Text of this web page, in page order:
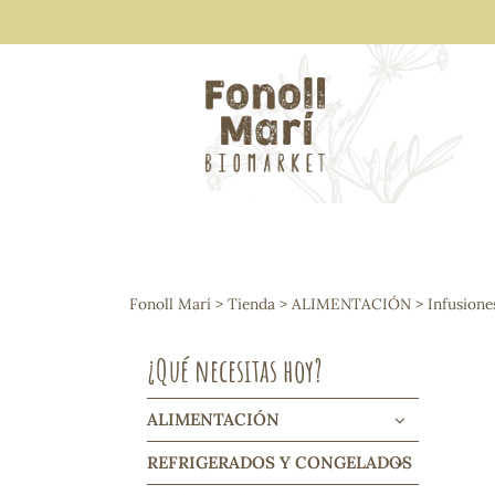
Arroces y legumbres
Frutos secos y snacks
Cereales, mueslis, hinchados y
Galletas y dulces
Vinos y cavas
Condimentos y salsas
Harinas y sémolas
Pasta
Fonoll Marí > Tienda > ALIMENTACIÓN >
¿Qué necesitas hoy?
ALIMENTACIÓN
REFRIGERADOS Y CONGELADOS